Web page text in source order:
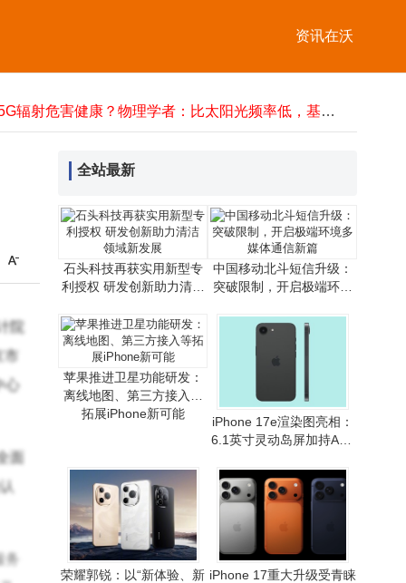
资讯在沃
未来十年科技新图景：智能硬件跃迁、AI赋能与网络无感化变革
5.5G辐射危害健康？物理学者：比太阳光频率低，基站越密越安全
高光谱探测器助力宽带叠层扫描成像 开启3D高光谱成像新篇
中国移动北斗短信升级新突破：无网也能畅发文字语音图片 应急通信添利器
爱立信完成上行L4S技术测试，为5G时延敏感业务提供网络支撑
未来十年科技新图景：智能硬件跃迁、AI赋能与网络无感化变革
院
心
面
全站最新
石头科技再获实用新型专
利授权 研发创新助力清洁
中国移动北斗短信升级：
突破限制，开启极端环境
苹果推进卫星功能研发：
离线地图、第三方接入等
拓展iPhone新可能
iPhone 17e渲染图亮相：
6.1英寸灵动岛屏加持A19
荣耀郭锐：以“新体验、新 iPhone 17重大升级受青睐